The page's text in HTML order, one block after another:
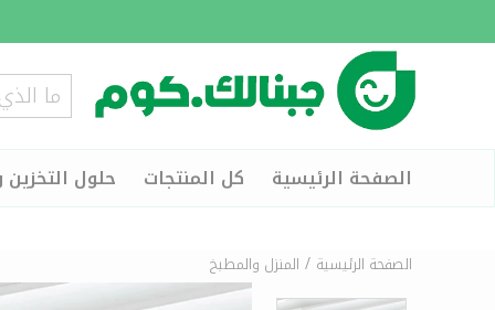
الصفحة الرئيسية كل المنتجات حلول التخزين
الصفحة الرئيسية / المنزل والمطبخ